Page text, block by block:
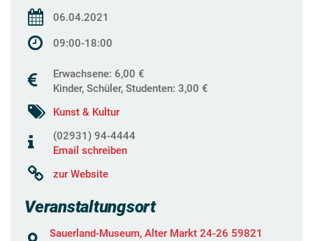
06.04.2021
09:00-18:00
Erwachsene: 6,00 €
Kinder, Schüler, Studenten: 3,00 €
Kunst & Kultur
(02931) 94-4444
Email schreiben
zur Website
Veranstaltungsort
Sauerland-Museum, Alter Markt 24-26 59821